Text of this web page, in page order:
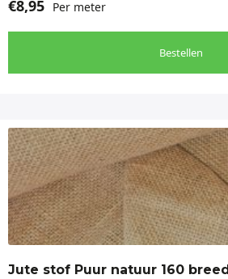
€8,95 Per meter
Bestellen
Jute stof Puur natuur 160 breed